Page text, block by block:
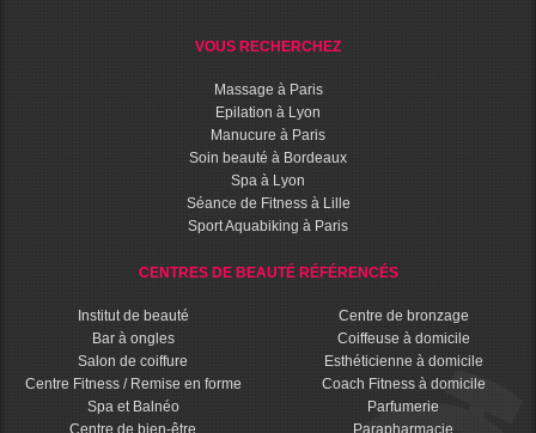
VOUS RECHERCHEZ
Massage à Paris
Epilation à Lyon
Manucure à Paris
Soin beauté à Bordeaux
Spa à Lyon
Séance de Fitness à Lille
Sport Aquabiking à Paris
CENTRES DE BEAUTÉ RÉFÉRENCÉS
Institut de beauté
Bar à ongles
Salon de coiffure
Centre Fitness / Remise en forme
Spa et Balnéo
Centre de bronzage
Coiffeuse à domicile
Esthéticienne à domicile
Coach Fitness à domicile
Parfumerie